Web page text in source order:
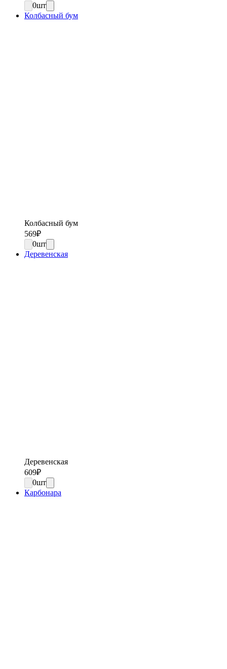
0шт
Колбасный бум
Колбасный бум
569₽
0шт
Деревенская
Деревенская
609₽
0шт
Карбонара